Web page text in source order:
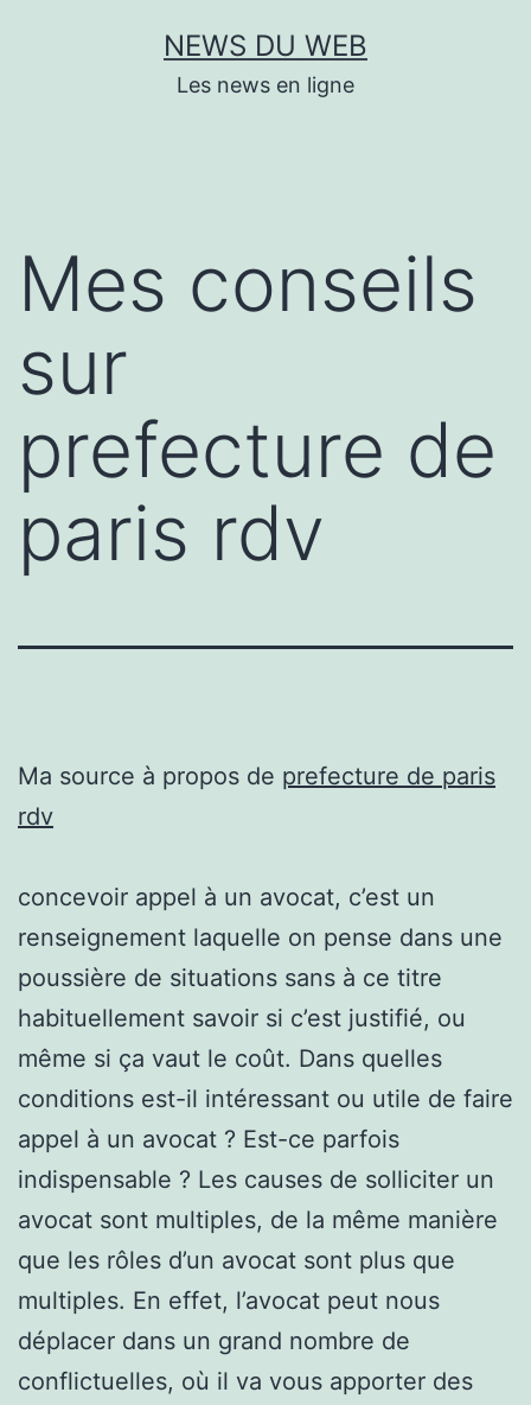
NEWS DU WEB
Les news en ligne
Mes conseils
sur
prefecture de
paris rdv
Ma source à propos de prefecture de paris
rdv
concevoir appel à un avocat, c’est un
renseignement laquelle on pense dans une
poussière de situations sans à ce titre
habituellement savoir si c’est justifié, ou
même si ça vaut le coût. Dans quelles
conditions est-il intéressant ou utile de faire
appel à un avocat ? Est-ce parfois
indispensable ? Les causes de solliciter un
avocat sont multiples, de la même manière
que les rôles d’un avocat sont plus que
multiples. En effet, l’avocat peut nous
déplacer dans un grand nombre de
conflictuelles, où il va vous apporter des